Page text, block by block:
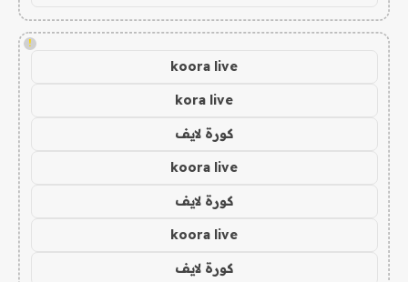
!
koora live
kora live
كورة لايف
koora live
كورة لايف
koora live
كورة لايف